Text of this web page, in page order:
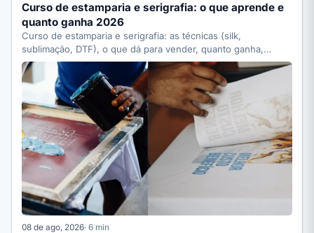
Curso de estamparia e serigrafia: o que aprende e
quanto ganha 2026
Curso de estamparia e serigrafia: as técnicas (silk,
sublimação, DTF), o que dá para vender, quanto ganha,
quanto…
08 de ago, 2026· 6 min